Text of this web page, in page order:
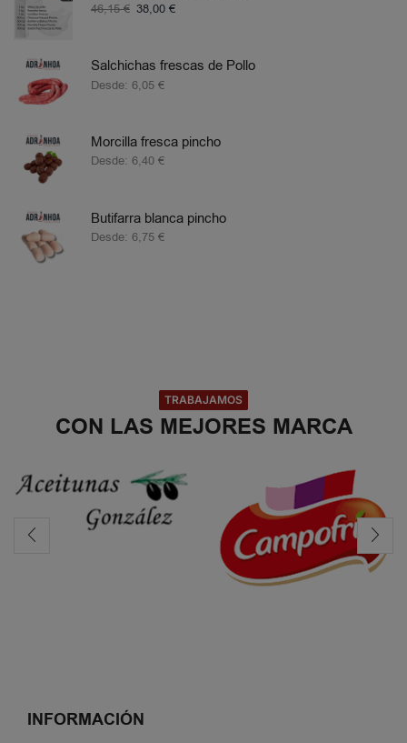
46,15€ 38,00 €
Salchichas frescas de Pollo
Desde: 6,05 €
Morcilla fresca pincho
Desde: 6,40 €
Butifarra blanca pincho
Desde: 6,75 €
TRABAJAMOS
CON LAS MEJORES MARCA
INFORMACIÓN